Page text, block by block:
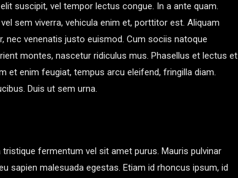
suscipit, vel tempor lectus congue. In a ante quam.
sem viverra, vehicula enim et, porttitor est. Aliquam
nec venenatis justo euismod. Cum sociis natoque
montes, nascetur ridiculus mus. Phasellus et lectus et
et enim feugiat, tempus arcu eleifend, fringilla diam.
Duis ut sem urna.
fermentum vel sit amet purus. Mauris pulvinar
sapien malesuada egestas. Etiam id rhoncus ipsum, id